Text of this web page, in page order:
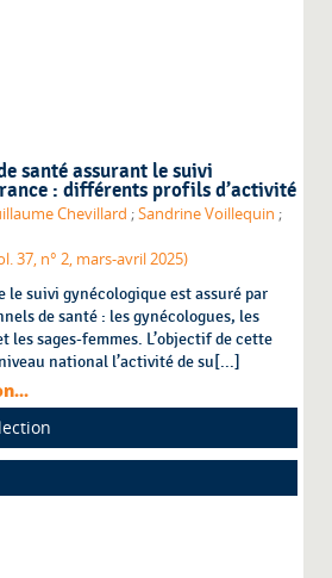
santé assurant le suivi
: différents profils d’activité
Chevillard ;Sandrine Voillequin ;
37, n° 2, mars-avril 2025)
le suivi gynécologique est assuré par
de santé : les gynécologues, les
les sages-femmes. L’objectif de cette
national l’activité de su[...]